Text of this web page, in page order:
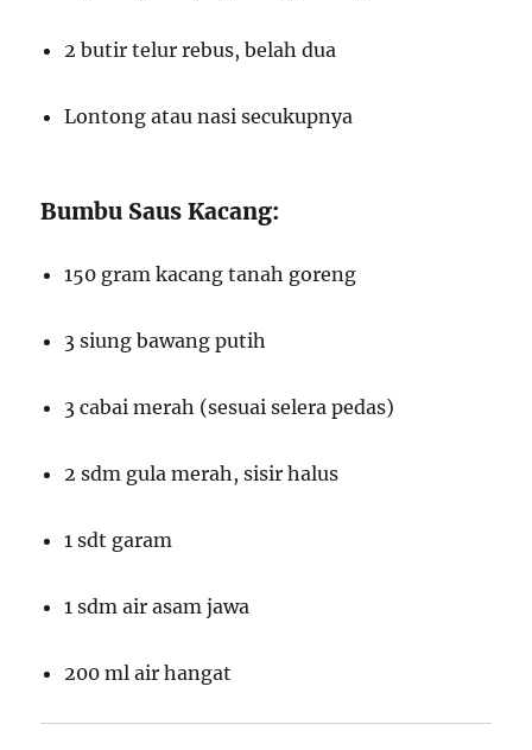
2 butir telur rebus, belah dua
Lontong atau nasi secukupnya
Bumbu Saus Kacang:
150 gram kacang tanah goreng
3 siung bawang putih
3 cabai merah (sesuai selera pedas)
2 sdm gula merah, sisir halus
1 sdt garam
1 sdm air asam jawa
200 ml air hangat